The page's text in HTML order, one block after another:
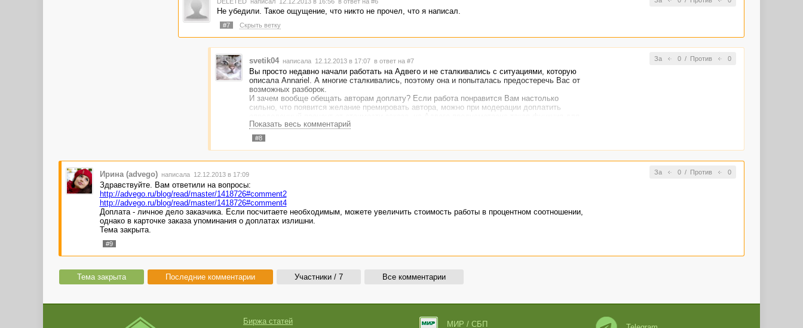
Не убедили. Такое ощущение, что никто не прочел, что я написал.
#7 Скрыть ветку
За 0/ Против 0
svetik04 написала 12.12.2013 в 17:07 в ответ на #7
Вы просто недавно начали работать на Адвего и не сталкивались с ситуациями, которую
описала Annariel. А многие сталкивались, поэтому она и попыталась предостеречь Вас от
возможных разборок.
И зачем вообще обещать авторам доплату? Если работа понравится Вам настолько
сильно, что появится желание премировать автора, можно при модерации доплатить
заказчиков. Я ей тоже иногда пользуюсь, хотя заранее авторам ничего не обещаю.
Показать весь комментарий
#8
За 0/ Против 0
Ирина (advego) написала 12.12.2013 в 17:09
Здравствуйте. Вам ответили на вопросы:
http://advego.ru/blog/read/master/1418726#comment2
http://advego.ru/blog/read/master/1418726#comment4
Доплата - личное дело заказчика. Если посчитаете необходимым, можете увеличить стоимость работы в процентном соотношении,
однако в карточке заказа упоминания о доплатах излишни.
Тема закрыта.
#9
Тема закрыта Последние комментарии Участники / 7 Все комментарии
Биржа статей МИР / СБП